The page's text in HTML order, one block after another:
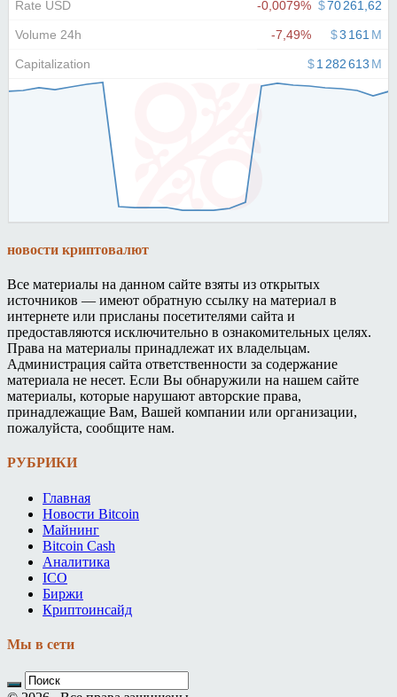
новости криптовалют
Все материалы на данном сайте взяты из открытых
источников — имеют обратную ссылку на материал в
интернете или присланы посетителями сайта и
предоставляются исключительно в ознакомительных целях.
Права на материалы принадлежат их владельцам.
Администрация сайта ответственности за содержание
материала не несет. Если Вы обнаружили на нашем сайте
материалы, которые нарушают авторские права,
принадлежащие Вам, Вашей компании или организации,
пожалуйста, сообщите нам.
РУБРИКИ
Главная
Новости Bitcoin
Майнинг
Bitcoin Cash
Аналитика
ICO
Биржи
Криптоинсайд
Мы в сети